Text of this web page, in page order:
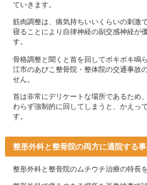
交通事故のムチウチ治療
より負ったケガの治療も出
ること、整骨院で出来るこ